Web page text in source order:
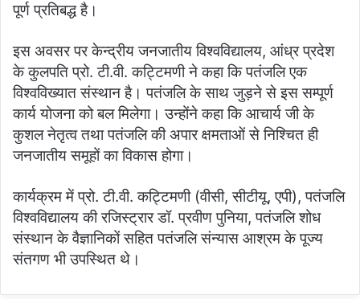
पूर्ण प्रतिबद्ध है।
इस अवसर पर केन्द्रीय जनजातीय विश्वविद्यालय, आंध्र प्रदेश
के कुलपति प्रो. टी.वी. कट्टिमणी ने कहा कि पतंजलि एक
विश्वविख्यात संस्थान है। पतंजलि के साथ जुड़ने से इस सम्पूर्ण
कार्य योजना को बल मिलेगा। उन्होंने कहा कि आचार्य जी के
कुशल नेतृत्व तथा पतंजलि की अपार क्षमताओं से निश्चित ही
जनजातीय समूहों का विकास होगा।
कार्यक्रम में प्रो. टी.वी. कट्टिमणी (वीसी, सीटीयू, एपी), पतंजलि
विश्वविद्यालय की रजिस्ट्रार डॉ. प्रवीण पुनिया, पतंजलि शोध
संस्थान के वैज्ञानिकों सहित पतंजलि संन्यास आश्रम के पूज्य
संतगण भी उपस्थित थे।